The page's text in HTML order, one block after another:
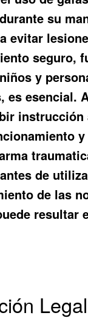
su
evitar
seguro,
y
es esencial.
instrucción
de
de las
resultar